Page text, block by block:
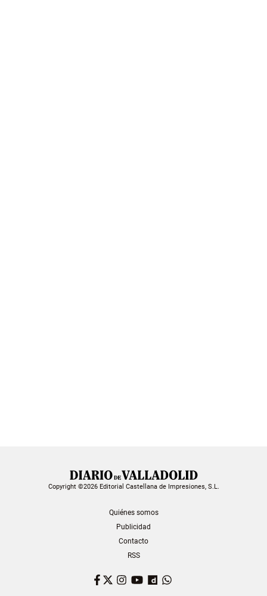
Copyright ©2026 Editorial Castellana de Impresiones, S.L.
Quiénes somos
Publicidad
Contacto
RSS
Facebook
TwitterInstagram
YouTubeDailymotion